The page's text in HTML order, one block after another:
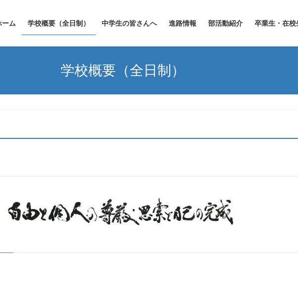
ーム 学校概要（全日制） 中学生の皆さんへ 進路情報 部活動紹介 卒業生・在
学校概要（全日制）